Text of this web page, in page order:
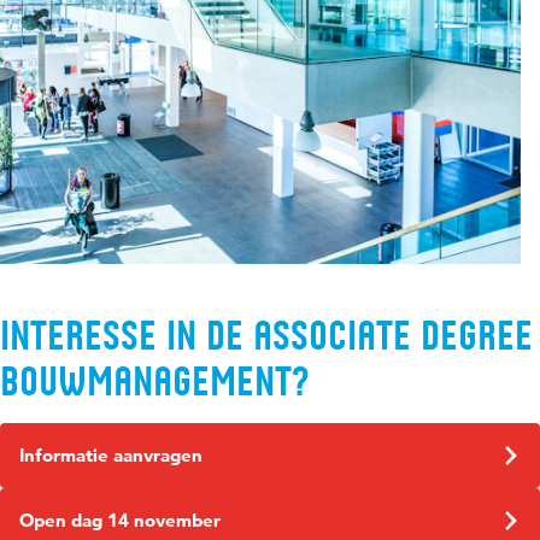
Interesse in de Associate Degree
Bouwmanagement?
Informatie aanvragen
Open dag 14 november